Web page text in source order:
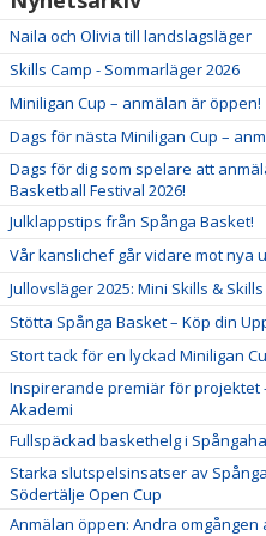
Naila och Olivia till landslagsläger
Skills Camp - Sommarläger 2026
Miniligan Cup – anmälan är öppen!
Dags för nästa Miniligan Cup –
Dags för dig som spelare att
Basketball Festival 2026!
Julklappstips från Spånga Basket!
Vår kanslichef går vidare mot nya
Jullovsläger 2025: Mini Skills &
Stötta Spånga Basket – Köp din
Stort tack för en lyckad Miniligan
Inspirerande premiär för projektet
Akademi
Fullspäckad baskethelg i
Starka slutspelsinsatser av
Södertälje Open Cup
Anmälan öppen: Andra omgången